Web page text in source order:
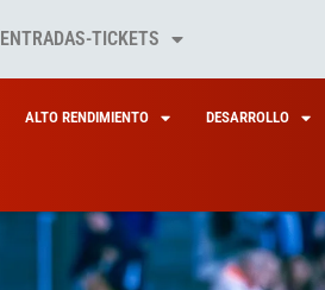
ENTRADAS-TICKETS
ALTO RENDIMIENTO DESARROLLO